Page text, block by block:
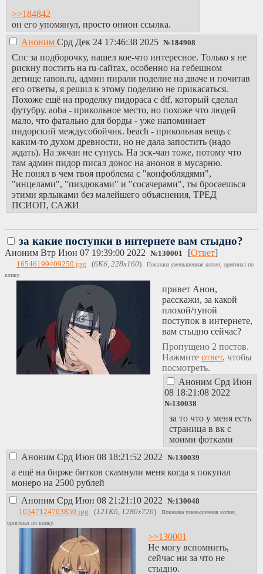
у меня давно не
беснуются
сосачеры, которым
не дали крупную
мочерку на сосаче.
рерайтеры,
копирайтеры, и все
те, кто пытаются
что-то извлечь из
сосача в обидку за
невыдачу модерки
https://escapechain.ru/
тоже самое что
ежчан, но побольше
охват пиздюков и
хуйню, пытаются
выехать на сосаче
точно так же
http://
закрывшийся
клон протомочана
от конфоблядей
типа свиньи с
админом
андрюшкой.
http://
параша для
изучения JS, куда
постит конфа
порков и редко кто-
то из хабро-упырей
и маминых траллей.
по шуточкам
плоско-задротским
видно их вонючий
нестираный свитер.
http://
мертвый клон
сосачерами нового
разлива, лижущих
хуйки у
СВЯЗЕЙ.
https://9ch.site/
хохлы по-моему? не
был там, если там
>>184842
он его упомянул, просто онион ссылка.
Аноним Срд Дек 24 17:46:38 2025 №184908
Спс за подборочку, нашел кое-что интересное. Только я не
рискну постить на ru-сайтах, особенно на гебешном
детище ranon.ru, админ пирали поделие на дваче и почитав
его ответы, я решил к этому поделию не прикасаться.
Похоже ещё на проделку пидораса с dtf, который сделал
футубру. aoba - прикольное место, но похоже что людей
мало, что фатально для борды - уже напоминает
пидорский междусобойчик. beach - прикольная вещь с
каким-то духом древности, но не дала запостить (надо
ждать). На эжчан не сунусь. На эск-чан тоже, потому что
там админ пидор писал донос на анонов в мусарню.
Не понял в чем твоя проблема с "конфоблядями",
"инцелами", "пиздюками" и "сосачерами", ты бросаешься
этими ярлыками без малейшего объяснения, ТРЕД
ПСИОП, САЖИ
за какие поступки в интернете вам стыдно?
Аноним Втр Июн 07 19:39:00 2022 №130001 [Ответ]
16546199409250.jpg (6Кб, 228x160)
Показана уменьшенная копия, оригинал по
клику.
привет Анон,
расскажи, за какой
плохой/тупой
поступок в интернете,
вам стыдно сейчас?
Пропущено 2 постов.
Нажмите ответ, чтобы
посмотреть.
Аноним Срд Июн
08 18:21:08 2022
№130038
за то что у меня есть
страница в вк с
моими фотками
Аноним Срд Июн 08 18:21:52 2022 №130039
а ещё на бирже битков скамнули меня когда я покупал
монеро на 2500 рублей
Аноним Срд Июн 08 21:21:10 2022 №130048
16547124703850.jpg (121Кб, 1280x720)
Показана уменьшенная копия,
оригинал по клику.
>>130001
Не могу вспомнить,
сейчас ни за что не
стыдно.